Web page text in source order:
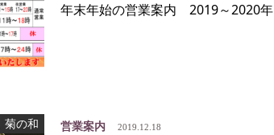
年末年始の営業案内 2019～2020年
菊の和 営業案内 2019.12.18